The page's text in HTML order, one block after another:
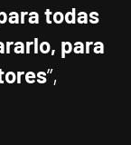
todas
para
”,